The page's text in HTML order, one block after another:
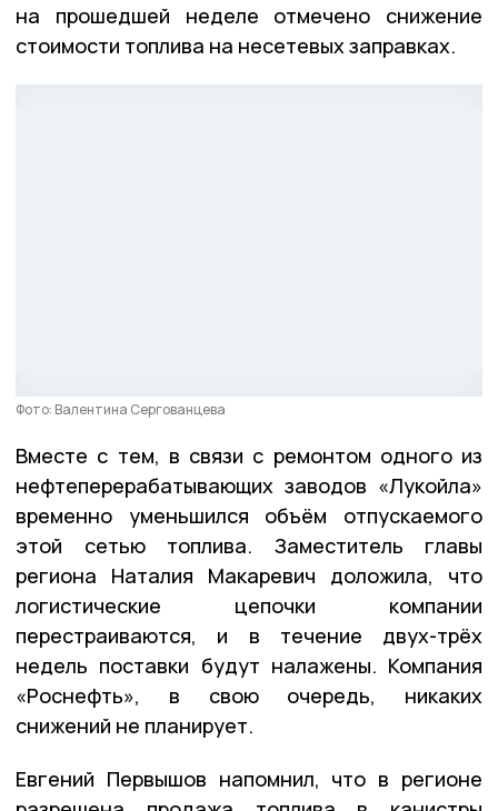
на прошедшей неделе отмечено снижение
стоимости топлива на несетевых заправках.
Фото: Валентина Сергованцева
Вместе с тем, в связи с ремонтом одного из
нефтеперерабатывающих заводов «Лукойла»
временно уменьшился объём отпускаемого
этой сетью топлива. Заместитель главы
региона Наталия Макаревич доложила, что
логистические цепочки компании
перестраиваются, и в течение двух-трёх
недель поставки будут налажены. Компания
«Роснефть», в свою очередь, никаких
снижений не планирует.
Евгений Первышов напомнил, что в регионе